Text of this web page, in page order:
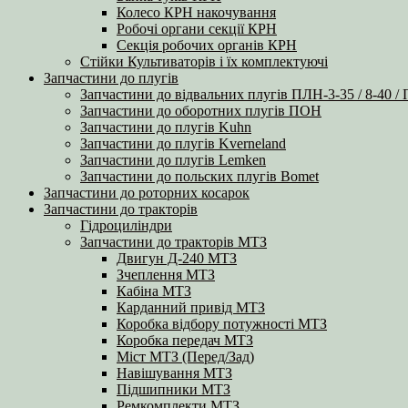
Колесо КРН накочування
Робочі органи секції КРН
Секція робочих органів КРН
Стійки Культиваторів і їх комплектуючі
Запчастини до плугів
Запчастини до відвальних плугів ПЛН-3-35 / 8-40
Запчастини до оборотних плугів ПОН
Запчастини до плугів Kuhn
Запчастини до плугів Kverneland
Запчастини до плугів Lemken
Запчастини до польских плугів Bomet
Запчастини до роторних косарок
Запчастини до тракторів
Гідроциліндри
Запчастини до тракторів МТЗ
Двигун Д-240 МТЗ
Зчеплення МТЗ
Кабіна МТЗ
Карданний привід МТЗ
Коробка відбору потужності МТЗ
Коробка передач МТЗ
Міст МТЗ (Перед/Зад)
Навішування МТЗ
Підшипники МТЗ